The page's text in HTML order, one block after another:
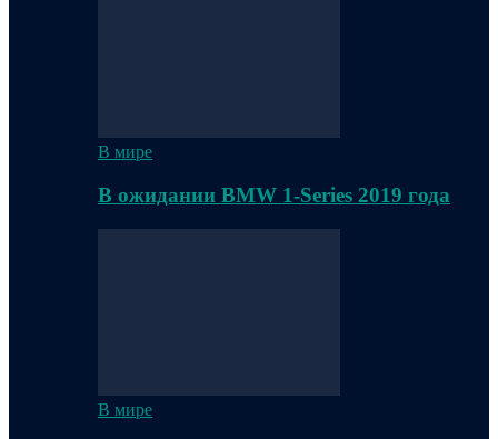
В мире
В ожидании BMW 1-Series 2019 года
В мире